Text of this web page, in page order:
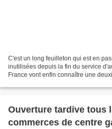
C'est un long feuilleton qui est en
inutilisées depuis la fin du service
France vont enfin connaître une
Ouverture tardive tous
commerces de centre